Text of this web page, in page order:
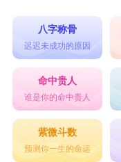
八字称骨
迟迟未成功的原因
命中贵人
谁是你的命中贵人
紫微斗数
预测你一生的命运